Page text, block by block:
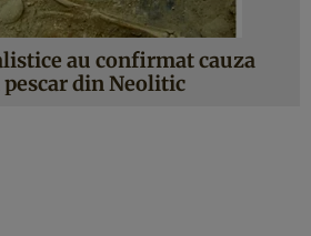
au confirmat cauza
din Neolitic